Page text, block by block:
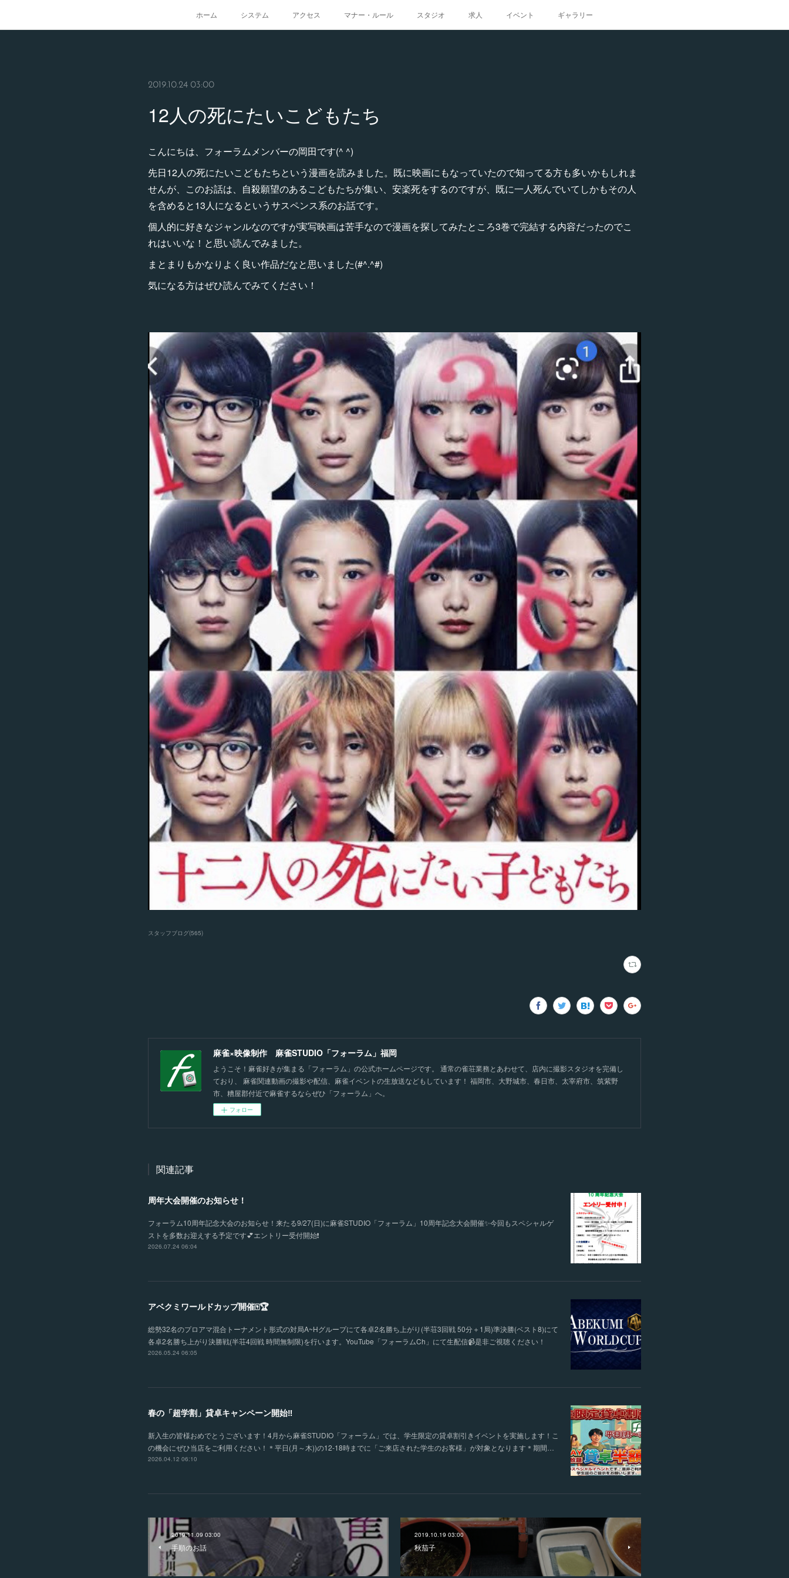
ホーム システム アクセス マナー・ルール スタジオ 求人 イベント ギャラリー
2019.10.24 03:00
12人の死にたいこどもたち
こんにちは、フォーラムメンバーの岡田です(^ ^)
先日12人の死にたいこどもたちという漫画を読みました。既に映画にもなっていたので知ってる方も多いかもしれま
せんが、このお話は、自殺願望のあるこどもたちが集い、安楽死をするのですが、既に一人死んでいてしかもその人
を含めると13人になるというサスペンス系のお話です。
個人的に好きなジャンルなのですが実写映画は苦手なので漫画を探してみたところ3巻で完結する内容だったのでこ
れはいいな！と思い読んでみました。
まとまりもかなりよく良い作品だなと思いました(#^.^#)
気になる方はぜひ読んでみてください！
スタッフブログ(565)
麻雀×映像制作 麻雀STUDIO「フォーラム」福岡
ようこそ！麻雀好きが集まる「フォーラム」の公式ホームページです。 通常の雀荘業務とあわせて、店内に撮影スタジオを完備し
ており、 麻雀関連動画の撮影や配信、麻雀イベントの生放送などもしています！ 福岡市、大野城市、春日市、太宰府市、筑紫野
市、糟屋郡付近で麻雀するならぜひ「フォーラム」へ。
フォロー
関連記事
周年大会開催のお知らせ！
フォーラム10周年記念大会のお知らせ！来たる9/27(日)に麻雀STUDIO「フォーラム」10周年記念大会開催✨今回もスペシャルゲ
ストを多数お迎えする予定です💕エントリー受付開始❗️
2026.07.24 06:04
アベクミワールドカップ開催🀄🏆
総勢32名のプロアマ混合トーナメント形式の対局A~Hグループにて各卓2名勝ち上がり(半荘3回戦 50分＋1局)準決勝(ベスト8)にて
各卓2名勝ち上がり決勝戦(半荘4回戦 時間無制限)を行います。YouTube「フォーラムCh」にて生配信📹是非ご視聴ください！
2026.05.24 06:05
春の「超学割」貸卓キャンペーン開始‼
新入生の皆様おめでとうございます！4月から麻雀STUDIO「フォーラム」では、学生限定の貸卓割引きイベントを実施します！こ
の機会にぜひ当店をご利用ください！＊平日(月～木))の12-18時までに「ご来店された学生のお客様」が対象となります＊期間…
2026.04.12 06:10
2019.11.09 03:00
手順のお話
2019.10.19 03:00
秋茄子